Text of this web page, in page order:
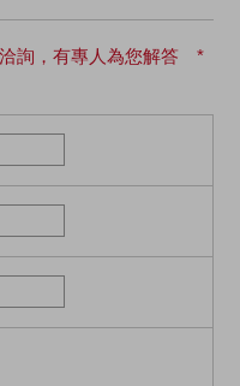
詢，有專人為您解答 *